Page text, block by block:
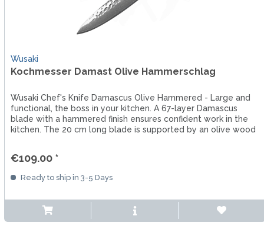
Wusaki
Kochmesser Damast Olive Hammerschlag
Wusaki Chef's Knife Damascus Olive Hammered - Large and
functional, the boss in your kitchen. A 67-layer Damascus
blade with a hammered finish ensures confident work in the
kitchen. The 20 cm long blade is supported by an olive wood
€109.00 *
Ready to ship in 3-5 Days